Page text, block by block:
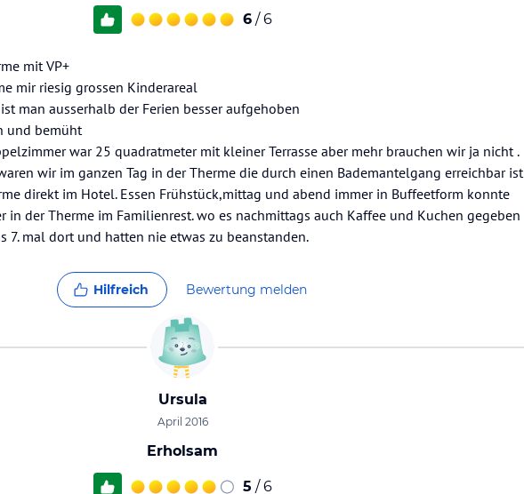
6 / 6
mit VP+
mir riesig grossen Kinderareal
man ausserhalb der Ferien besser aufgehoben
und bemüht
war 25 quadratmeter mit kleiner Terrasse aber mehr brauchen wir ja nicht .
wir im ganzen Tag in der Therme die durch einen Bademantelgang erreichbar ist
direkt im Hotel. Essen Frühstück,mittag und abend immer in Buffeetform konnte
in der Therme im Familienrest. wo es nachmittags auch Kaffee und Kuchen gegeben
7. mal dort und hatten nie etwas zu beanstanden.
Hilfreich Bewertung melden
Ursula
April 2016
Erholsam
5 / 6